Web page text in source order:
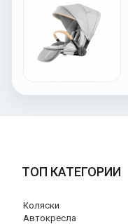
ТОП КАТЕГОРИИ
Коляски
Автокресла